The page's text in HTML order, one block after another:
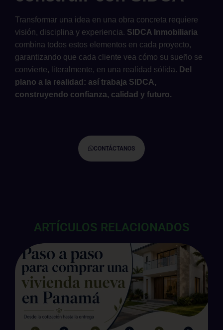
Transformar una idea en una obra concreta requiere
visión, disciplina y experiencia. SIDCA Inmobiliaria
combina todos estos elementos en cada proyecto,
garantizando que cada cliente vea cómo su sueño se
convierte, literalmente, en una realidad sólida. Del
plano a la realidad: así trabaja SIDCA,
construyendo confianza, calidad y futuro.
CONTÁCTANOS
ARTÍCULOS RELACIONADOS